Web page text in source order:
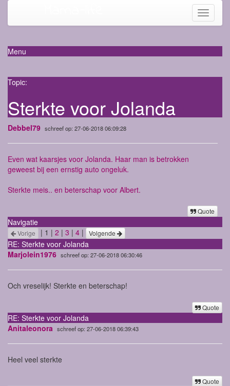
Toggle
Menu
Topic:
Sterkte voor Jolanda
Debbel79 schreef op: 27-06-2018 06:09:28
Even wat kaarsjes voor Jolanda. Haar man is betrokken
geweest bij een ernstig auto ongeluk.
Sterkte meis.. en beterschap voor Albert.
Quote
Navigatie
Vorige | 1 | 2 | 3 | 4 | Volgende
RE: Sterkte voor Jolanda
Marjolein1976 schreef op: 27-06-2018 06:30:46
Och vreselijk! Sterkte en beterschap!
Quote
RE: Sterkte voor Jolanda
Anitaleonora schreef op: 27-06-2018 06:39:43
Heel veel sterkte
Quote